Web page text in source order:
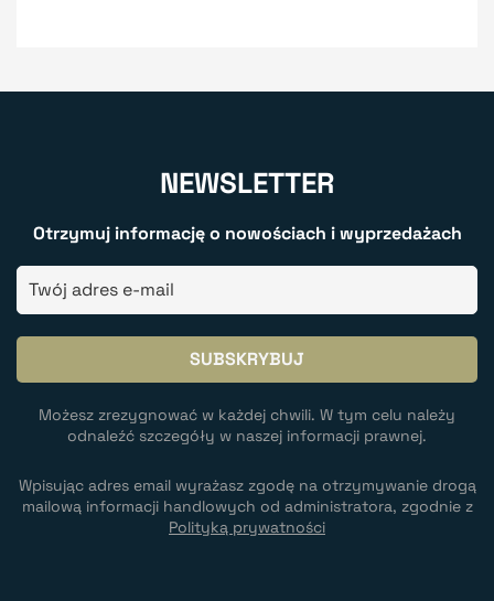
NEWSLETTER
Otrzymuj informację o nowościach i wyprzedażach
Możesz zrezygnować w każdej chwili. W tym celu należy
odnaleźć szczegóły w naszej informacji prawnej.
Wpisując adres email wyrażasz zgodę na otrzymywanie drogą
mailową informacji handlowych od administratora, zgodnie z
Polityką prywatności